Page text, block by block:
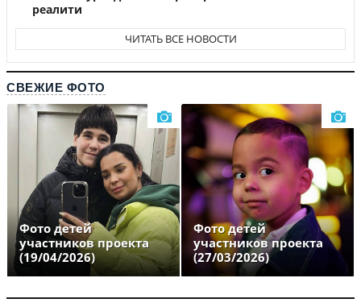
реалити
ЧИТАТЬ ВСЕ НОВОСТИ
СВЕЖИЕ ФОТО
Фото детей
участников проекта
(19/04/2026)
Фото детей
участников проекта
(27/03/2026)